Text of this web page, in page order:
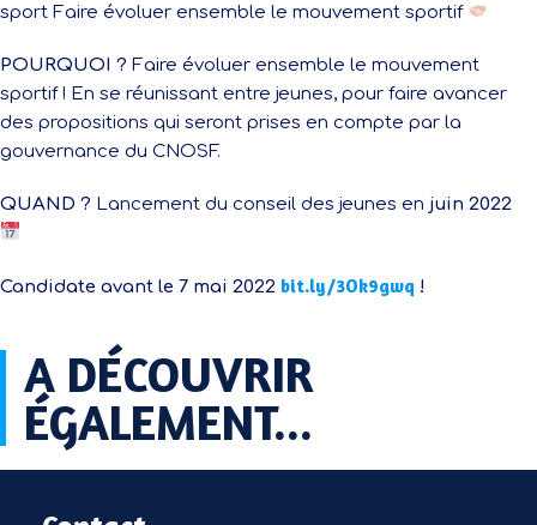
sport Faire évoluer ensemble le mouvement sportif
POURQUOI ? Faire évoluer ensemble le mouvement
sportif ! En se réunissant entre jeunes, pour faire avancer
des propositions qui seront prises en compte par la
gouvernance du CNOSF.
QUAND ? Lancement du conseil des jeunes en juin 2022
Candidate avant le 7 mai 2022 bit.ly/3Ok9gwq !
A DÉCOUVRIR
ÉGALEMENT...​